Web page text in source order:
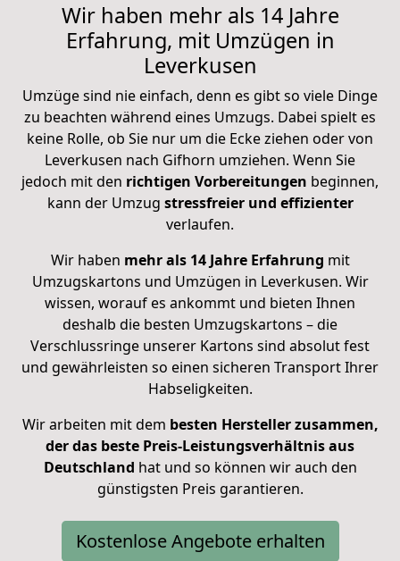
Wir haben mehr als 14 Jahre
Erfahrung, mit Umzügen in
Leverkusen
Umzüge sind nie einfach, denn es gibt so viele Dinge
zu beachten während eines Umzugs. Dabei spielt es
keine Rolle, ob Sie nur um die Ecke ziehen oder von
Leverkusen nach Gifhorn umziehen. Wenn Sie
jedoch mit den richtigen Vorbereitungen beginnen,
kann der Umzug stressfreier und effizienter
verlaufen.
Wir haben mehr als 14 Jahre Erfahrung mit
Umzugskartons und Umzügen in Leverkusen. Wir
wissen, worauf es ankommt und bieten Ihnen
deshalb die besten Umzugskartons – die
Verschlussringe unserer Kartons sind absolut fest
und gewährleisten so einen sicheren Transport Ihrer
Habseligkeiten.
Wir arbeiten mit dem besten Hersteller zusammen,
der das beste Preis-Leistungsverhältnis aus
Deutschland hatund so können wir auch den
günstigsten Preis garantieren.
Kostenlose Angebote erhalten